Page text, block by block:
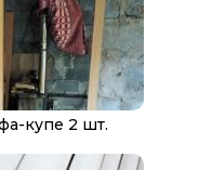
купе 2 шт.